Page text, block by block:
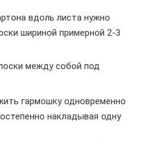
вдоль листа нужно
шириной примерной 2-3
между собой под
гармошку одновременно
накладывая одну